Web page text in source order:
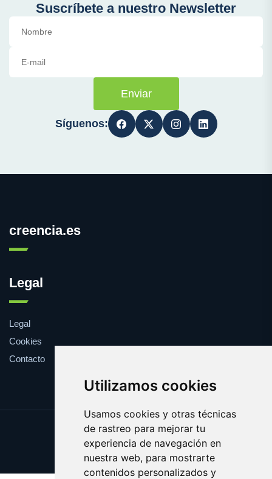
Utilizamos cookies
Usamos cookies y otras técnicas
de rastreo para mejorar tu
experiencia de navegación en
nuestra web, para mostrarte
contenidos personalizados y
Suscríbete a nuestro Newsletter
Enviar
Síguenos:
creencia.es
Legal
Legal
Cookies
Contacto
Update cookies preferences
Copyright © 2025 creencia.es